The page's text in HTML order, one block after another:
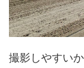
撮影しやすい